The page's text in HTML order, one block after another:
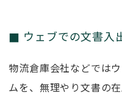
ウェブでの文書入
物流倉庫会社などでは
ムを、無理やり文書の